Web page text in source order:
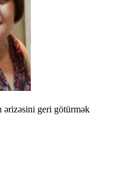
ərizəsini geri götürmək